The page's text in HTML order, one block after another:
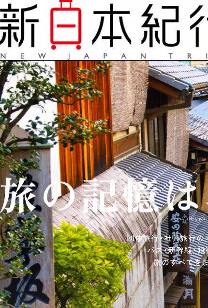
Crafting
団体旅行・社員旅行
バス・新幹線・
旅のすべてを